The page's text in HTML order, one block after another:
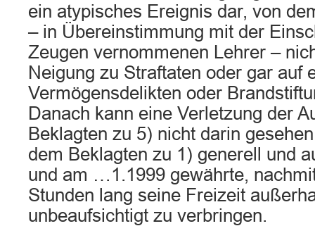
ein atypisches Ereignis dar, von
– in Übereinstimmung mit der
Zeugen vernommenen Lehrer –
Neigung zu Straftaten oder gar auf
Vermögensdelikten oder
Danach kann eine Verletzung der
Beklagten zu 5) nicht darin
dem Beklagten zu 1) generell und
und am …1.1999 gewährte,
Stunden lang seine Freizeit
unbeaufsichtigt zu verbringen.